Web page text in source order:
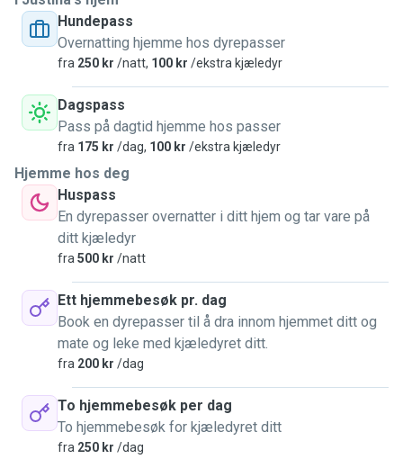
Hundepass
Overnatting hjemme hos dyrepasser
fra 250 kr /natt, 100 kr /ekstra kjæledyr
Dagspass
Pass på dagtid hjemme hos passer
fra 175 kr /dag, 100 kr /ekstra kjæledyr
Hjemme hos deg
Huspass
En dyrepasser overnatter i ditt hjem og tar vare på
ditt kjæledyr
fra 500 kr /natt
Ett hjemmebesøk pr. dag
Book en dyrepasser til å dra innom hjemmet ditt og
mate og leke med kjæledyret ditt.
fra 200 kr /dag
To hjemmebesøk per dag
To hjemmebesøk for kjæledyret ditt
fra 250 kr /dag